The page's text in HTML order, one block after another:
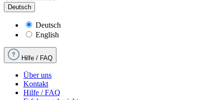
Deutsch
Deutsch
English
Hilfe / FAQ
Über uns
Kontakt
Hilfe / FAQ